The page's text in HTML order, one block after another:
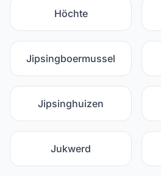
Höchte
Jipsingboermussel
Jipsinghuizen
Jukwerd